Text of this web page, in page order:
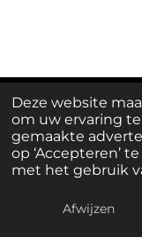
Deze website
om uw ervaring
gemaakte
op ‘Accepteren’
met het gebruik
Afwijzen
© 2025 - 2026
E-mailadres